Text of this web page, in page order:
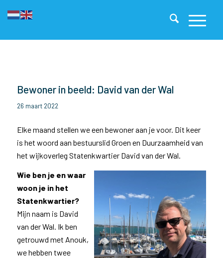
Bewoner in beeld: David van der Wal
26 maart 2022
Elke maand stellen we een bewoner aan je voor. Dit keer
is het woord aan bestuurslid Groen en Duurzaamheid van
het wijkoverleg Statenkwartier David van der Wal.
Wie ben je en waar
woon je in het
Statenkwartier?
Mijn naam is David
van der Wal. Ik ben
getrouwd met Anouk,
we hebben twee